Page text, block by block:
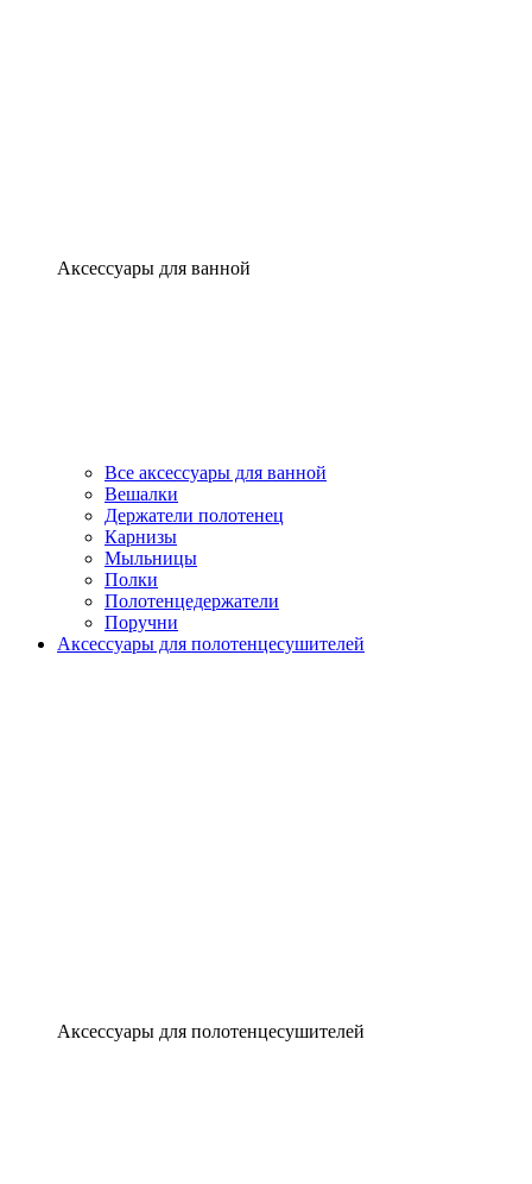
Аксессуары для ванной
Все аксессуары для ванной
Вешалки
Держатели полотенец
Карнизы
Мыльницы
Полки
Полотенцедержатели
Поручни
Аксессуары для полотенцесушителей
Аксессуары для полотенцесушителей